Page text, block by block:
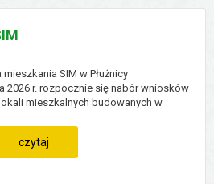
SIM w Płużnicy
2026 r. rozpocznie się nabór wniosków
mieszkalnych budowanych w
9. ...
czytaj